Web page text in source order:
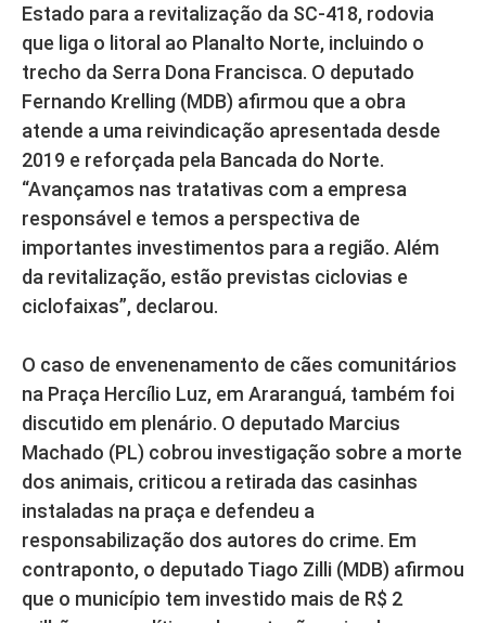
Estado para a revitalização da SC-418, rodovia
que liga o litoral ao Planalto Norte, incluindo o
trecho da Serra Dona Francisca. O deputado
Fernando Krelling (MDB) afirmou que a obra
atende a uma reivindicação apresentada desde
2019 e reforçada pela Bancada do Norte.
“Avançamos nas tratativas com a empresa
responsável e temos a perspectiva de
importantes investimentos para a região. Além
da revitalização, estão previstas ciclovias e
ciclofaixas”, declarou.
O caso de envenenamento de cães comunitários
na Praça Hercílio Luz, em Araranguá, também foi
discutido em plenário. O deputado Marcius
Machado (PL) cobrou investigação sobre a morte
dos animais, criticou a retirada das casinhas
instaladas na praça e defendeu a
responsabilização dos autores do crime. Em
contraponto, o deputado Tiago Zilli (MDB) afirmou
que o município tem investido mais de R$ 2